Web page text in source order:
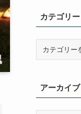
カテゴリー
ーアーカイブ